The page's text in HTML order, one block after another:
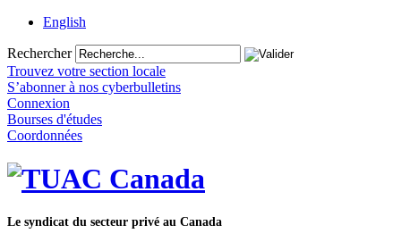
English
Rechercher
Trouvez votre section locale
S’abonner à nos cyberbulletins
Connexion
Bourses d'études
Coordonnées
Le syndicat du secteur privé au Canada